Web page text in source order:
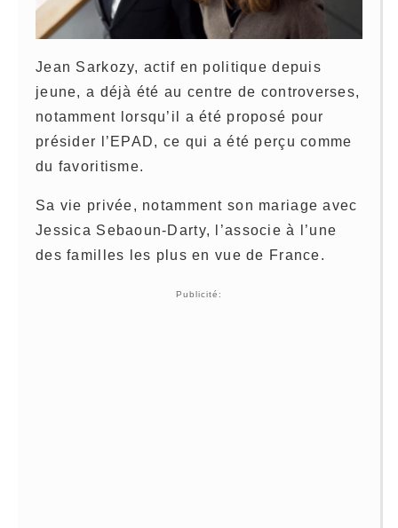
Jean Sarkozy, actif en politique depuis
jeune, a déjà été au centre de controverses,
notamment lorsqu’il a été proposé pour
présider l’EPAD, ce qui a été perçu comme
du favoritisme.
Sa vie privée, notamment son mariage avec
Jessica Sebaoun-Darty, l’associe à l’une
des familles les plus en vue de France.
Publicité: